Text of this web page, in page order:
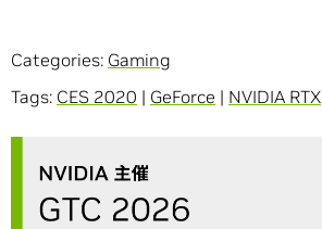
Categories: Gaming
Tags: CES 2020 | GeForce | NVIDIA RTX